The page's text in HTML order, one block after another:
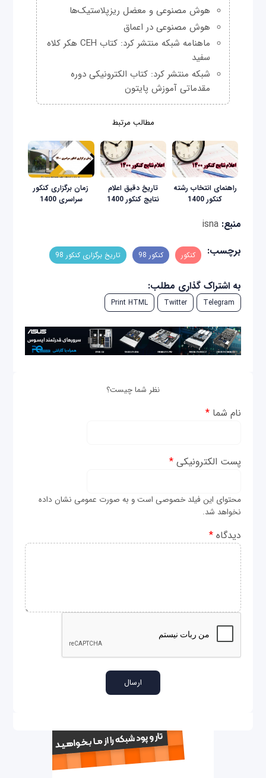
هوش مصنوعی و معضل ریزپلاستیک‌ها
هوش مصنوعی در اعماق
ماهنامه شبکه منتشر کرد: کتاب CEH هکر کلاه
سفید
شبکه منتشر کرد: کتاب الکترونیکی دوره
مقدماتی آموزش پایتون
مطالب مرتبط
راهنمای انتخاب رشته
کنکور 1400
تاریخ دقیق اعلام
نتایج کنکور 1400
زمان برگزاری کنکور
سراسری 1400
منبع:isna
برچسب:
کنکور کنکور 98 تاریخ برگزاری کنکور 98
به اشتراک گذاری مطلب:
Telegram
Twitter
Print HTML
نظر شما چیست؟
نام شما*
پست الکترونیکی*
محتوای این فیلد خصوصی است و به صورت عمومی نشان داده
نخواهد شد.
دیدگاه*